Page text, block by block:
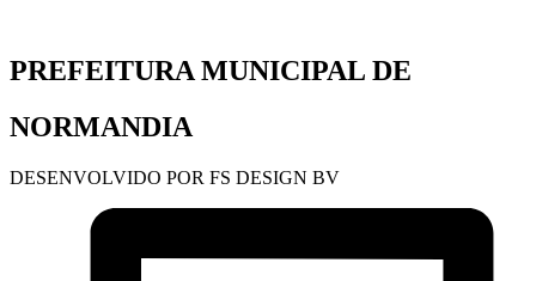
PREFEITURA MUNICIPAL DE
NORMANDIA
DESENVOLVIDO POR FS DESIGN BV